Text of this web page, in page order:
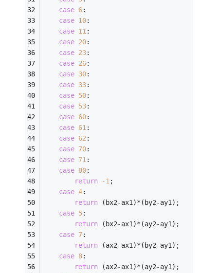
case 6:
case 10:
case 11:
case 20:
case 23:
case 26:
case 30:
case 33:
case 50:
case 53:
case 60:
case 61:
case 62:
case 70:
case 71:
case 80:
return
-1;
case 4:
return (bx2-ax1)*(by2-ay1);
case 5:
return (bx2-ax1)*(ay2-ay1);
case 7:
return (ax2-ax1)*(by2-ay1);
case 8:
return (ax2-ax1)*(ay2-ay1);